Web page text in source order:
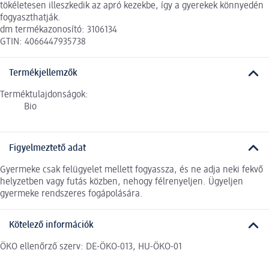
tökéletesen illeszkedik az apró kezekbe, így a gyerekek könnyedén
fogyaszthatják.
dm termékazonosító: 3106134
GTIN: 4066447935738
Termékjellemzők
Terméktulajdonságok:
Bio
Figyelmeztető adat
Gyermeke csak felügyelet mellett fogyassza, és ne adja neki fekvő
helyzetben vagy futás közben, nehogy félrenyeljen. Ügyeljen
gyermeke rendszeres fogápolására.
Kötelező információk
ÖKO ellenőrző szerv: DE-ÖKO-013, HU-ÖKO-01